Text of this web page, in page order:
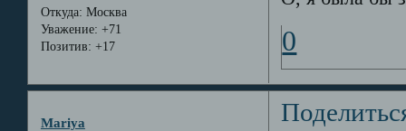
Откуда: Москва
Уважение: +71
Позитив: +17 0
Mariya